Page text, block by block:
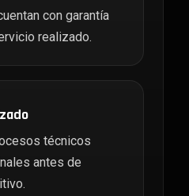
con garantía
realizado.
técnicos
antes de